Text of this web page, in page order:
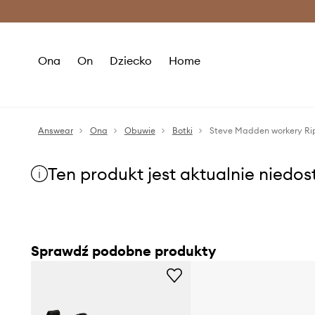
Ona On Dziecko Home
Answear Ona Obuwie Botki Steve Madden workery
Ten produkt jest aktualnie
Sprawdź podobne produkty